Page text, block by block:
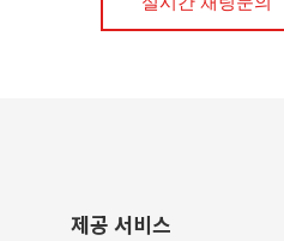
제공 서비스